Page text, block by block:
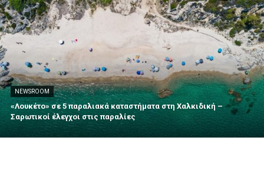
NEWSROOM
«Λουκέτο» σε 5 παραλιακά καταστήματα στη Χαλκιδική –
Σαρωτικοί έλεγχοι στις παραλίες